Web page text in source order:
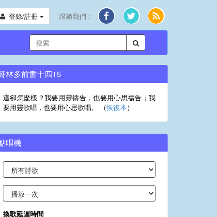
登錄/註冊 跟隨我們：
林多前書十四15
這卻怎麼樣？我要用靈禱告，也要用心思禱告；我
要用靈歌唱，也要用心思歌唱。 （恢復本）
唱機
換歌延遲時間